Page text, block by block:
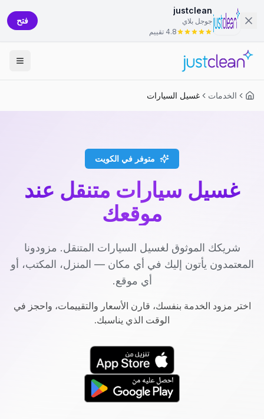
justclean
جوجل بلاي
4.8 تقييم
فتح
الخدمات غسيل السيارات
متوفر في الكويت
غسيل سيارات متنقل عند
موقعك
شريكك الموثوق لغسيل السيارات المتنقل. مزودونا
المعتمدون يأتون إليك في أي مكان — المنزل، المكتب، أو
أي موقع.
اختر مزود الخدمة بنفسك، قارن الأسعار والتقييمات، واحجز في
الوقت الذي يناسبك.